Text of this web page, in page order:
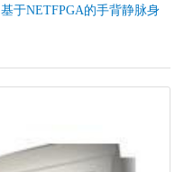
基于NETFPGA的手背静脉身